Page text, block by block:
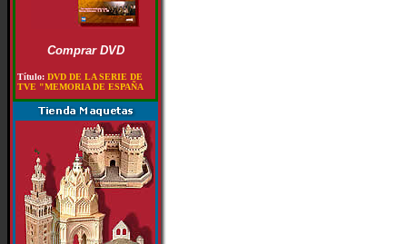
Comprar DVD
Título: DVD DE LA SERIE DE
TVE "MEMORIA DE ESPAÑA